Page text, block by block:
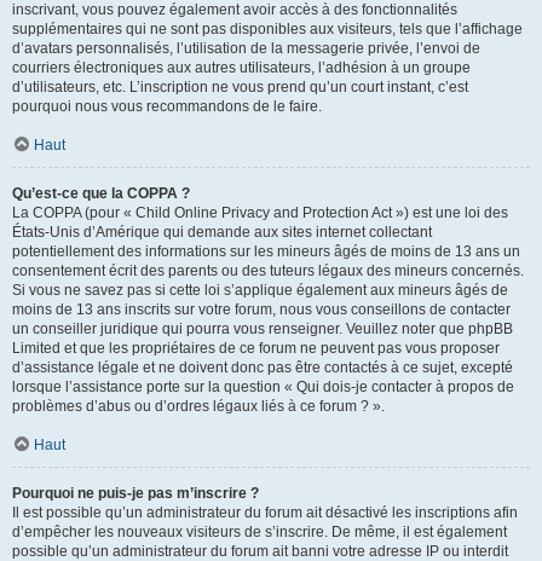
inscrivant, vous pouvez également avoir accès à des fonctionnalités
supplémentaires qui ne sont pas disponibles aux visiteurs, tels que l’affichage
d’avatars personnalisés, l’utilisation de la messagerie privée, l’envoi de
courriers électroniques aux autres utilisateurs, l’adhésion à un groupe
d’utilisateurs, etc. L’inscription ne vous prend qu’un court instant, c’est
pourquoi nous vous recommandons de le faire.
Haut
Qu’est-ce que la COPPA ?
La COPPA (pour « Child Online Privacy and Protection Act ») est une loi des
États-Unis d’Amérique qui demande aux sites internet collectant
potentiellement des informations sur les mineurs âgés de moins de 13 ans un
consentement écrit des parents ou des tuteurs légaux des mineurs concernés.
Si vous ne savez pas si cette loi s’applique également aux mineurs âgés de
moins de 13 ans inscrits sur votre forum, nous vous conseillons de contacter
un conseiller juridique qui pourra vous renseigner. Veuillez noter que phpBB
Limited et que les propriétaires de ce forum ne peuvent pas vous proposer
d’assistance légale et ne doivent donc pas être contactés à ce sujet, excepté
lorsque l’assistance porte sur la question « Qui dois-je contacter à propos de
problèmes d’abus ou d’ordres légaux liés à ce forum ? ».
Haut
Pourquoi ne puis-je pas m’inscrire ?
Il est possible qu’un administrateur du forum ait désactivé les inscriptions afin
d’empêcher les nouveaux visiteurs de s’inscrire. De même, il est également
possible qu’un administrateur du forum ait banni votre adresse IP ou interdit